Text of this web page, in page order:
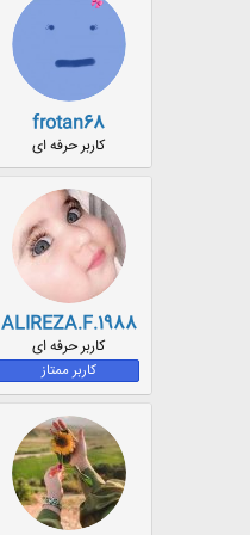
frotan68
کاربر حرفه ای
ALIREZA.F.1988
کاربر حرفه ای
کاربر ممتاز